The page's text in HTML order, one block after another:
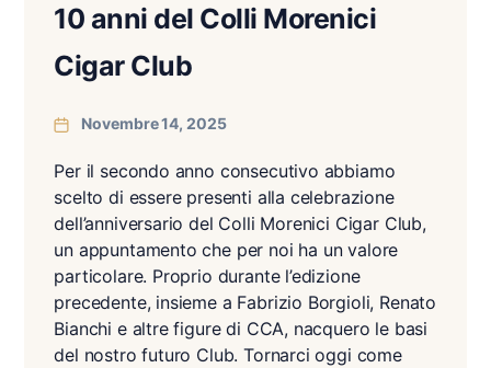
10 anni del Colli Morenici
Cigar Club
Novembre 14, 2025
Per il secondo anno consecutivo abbiamo
scelto di essere presenti alla celebrazione
dell’anniversario del Colli Morenici Cigar Club,
un appuntamento che per noi ha un valore
particolare. Proprio durante l’edizione
precedente, insieme a Fabrizio Borgioli, Renato
Bianchi e altre figure di CCA, nacquero le basi
del nostro futuro Club. Tornarci oggi come